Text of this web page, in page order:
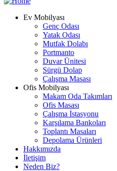
Ev Mobilyası
Genç Odası
Yatak Odası
Mutfak Dolabı
Portmanto
Duvar Ünitesi
Sürgü Dolap
Çalışma Masası
Ofis Mobilyası
Makam Oda Takımları
Ofis Masası
Çalışma İstasyonu
Karşılama Bankoları
Toplantı Masaları
Depolama Ürünleri
Hakkımızda
İletişim
Neden Biz?